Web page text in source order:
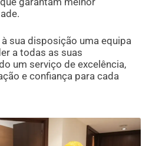
sua disposição uma equipa
a todas as suas
um serviço de excelência,
e confiança para cada